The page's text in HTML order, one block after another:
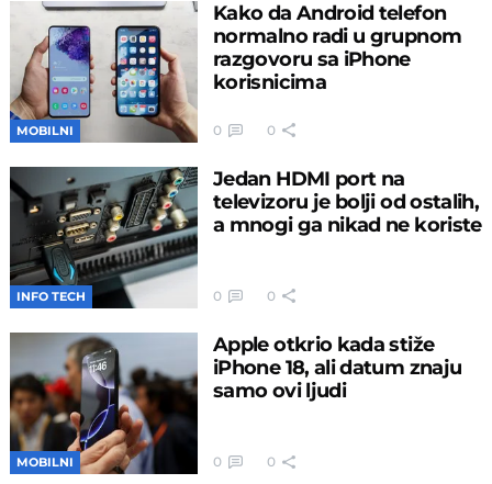
MOBILNI
Kako da Android telefon
normalno radi u grupnom
razgovoru sa iPhone
korisnicima
0 0
INFO TECH
Jedan HDMI port na
televizoru je bolji od ostalih,
a mnogi ga nikad ne koriste
0 0
MOBILNI
Apple otkrio kada stiže
iPhone 18, ali datum znaju
samo ovi ljudi
0 0